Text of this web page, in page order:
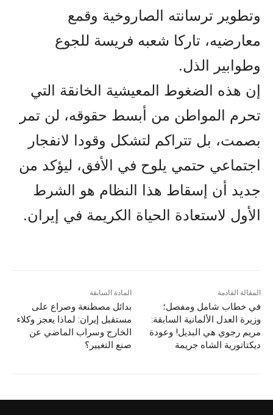
وتطوير ترسانته الصاروخية وقمع
معارضيه، تاركا شعبه فريسة للجوع
وطوابير الذل.
إن هذه الضغوط المعيشية الخانقة التي
تحرم المواطن من أبسط حقوقه، لن تمر
بصمت، بل تتراكم لتشكل وقودا لانفجار
اجتماعي حتمي يلوح في الأفق، ليؤكد من
جديد أن إسقاط هذا النظام هو الشرط
الأول لاستعادة الحياة الكريمة في إيران.
المادة السابقة
بدائل مصطنعة وصراع على
مستقبل إيران: لماذا يعجز وكلاء
الخارج وسراب الماضي عن
صنع التغيير؟
المقالة القادمة
في خطاب شامل ومفصل؛
وزيرة العدل الألمانية السابقة:
مريم رجوي هي البديل! وعودة
ديكتاتورية الشاه جريمة